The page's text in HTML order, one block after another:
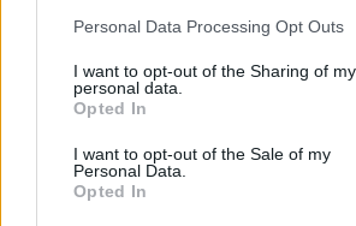
Please note that this website/app uses
not limited to your visit or usage
grant or deny consent to Google and its
use your data for below specified
consent section.
Personal Data Processing Opt Outs
I want to opt-out of the Sharing of my
personal data.
Opted In
I want to opt-out of the Sale of my
Personal Data.
Opted In
ερμηνείας.
Η κα. Καραμανώφ εξηγεί ακόμα
τρόποςγια να είναι
στην Ελλάδα είναι η
Συντάγματος η οποία όμως